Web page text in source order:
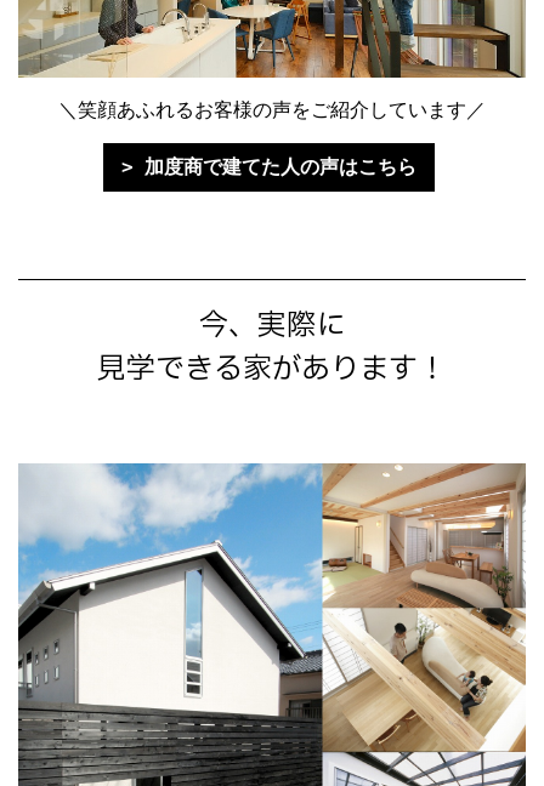
＼笑顔あふれるお客様の声をご紹介しています／
加度商で建てた人の声はこちら
今、実際に
見学できる家があります！